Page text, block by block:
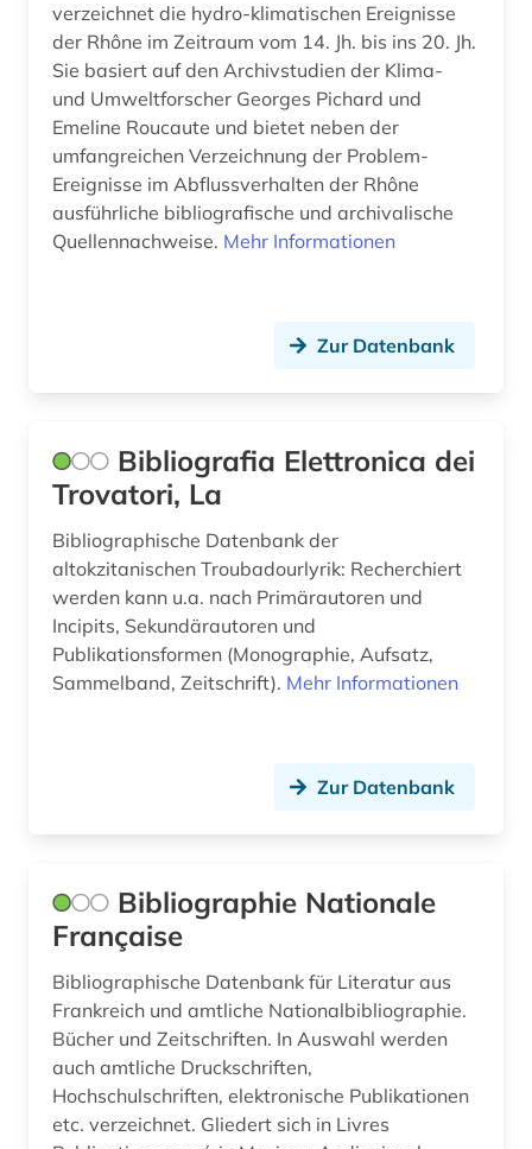
buchwissenschaft (2)
calderón (1)
calvinismus (1)
carl de (1)
chemie (1)
croÿ (1)
daguerreotypie (1)
dauphiné (1)
debatte (1)
demographie (1)
deutschland (7)
digitalisat (1)
digitalisierung (1)
diplomatie (1)
diplomatische beziehungen (1)
dissertation (2)
Portugal (6)
Roemisches Reich (1)
Rumänien (3)
Russland, Sowjetunion (5)
Sachsen (1)
Spanien (9)
Tschechische Republik (3)
Tuerkei (1)
USA (8)
verzeichnet die hydro-klimatischen Ereignisse
der Rhône im Zeitraum vom 14. Jh. bis ins 20. Jh.
Sie basiert auf den Archivstudien der Klima-
und Umweltforscher Georges Pichard und
Emeline Roucaute und bietet neben der
umfangreichen Verzeichnung der Problem-
Ereignisse im Abflussverhalten der Rhône
ausführliche bibliografische und archivalische
Quellennachweise. Mehr Informationen
Zur Datenbank
Bibliografia Elettronica dei
Trovatori, La
Bibliographische Datenbank der
altokzitanischen Troubadourlyrik: Recherchiert
werden kann u.a. nach Primärautoren und
Incipits, Sekundärautoren und
Publikationsformen (Monographie, Aufsatz,
Sammelband, Zeitschrift). Mehr Informationen
Zur Datenbank
Bibliographie Nationale
Française
Bibliographische Datenbank für Literatur aus
Frankreich und amtliche Nationalbibliographie.
Bücher und Zeitschriften. In Auswahl werden
auch amtliche Druckschriften,
Hochschulschriften, elektronische Publikationen
etc. verzeichnet. Gliedert sich in Livres